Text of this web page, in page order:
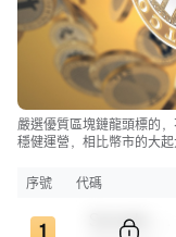
嚴選優質區塊鏈龍頭標的
穩健運營，相比幣市的大
序號
代碼